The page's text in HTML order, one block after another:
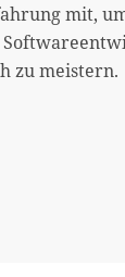
mit,
zu meistern.